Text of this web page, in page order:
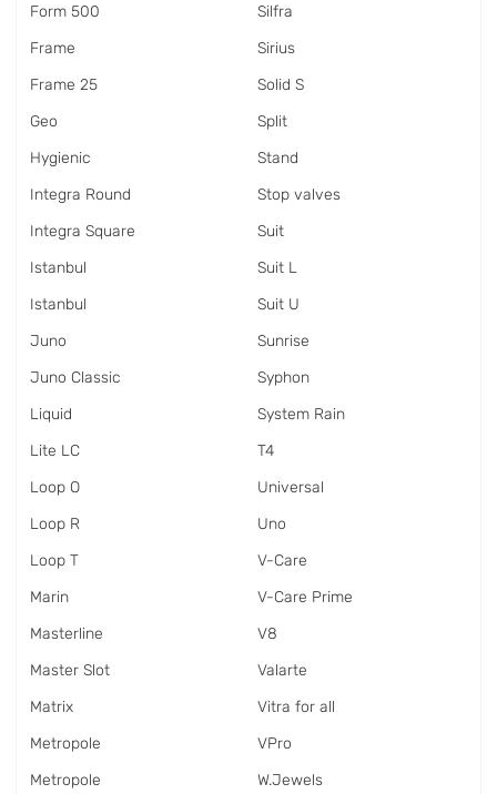
Form 500
Frame
Frame 25
Geo
Hygienic
Integra Round
Integra Square
Istanbul
Istanbul
Juno
Juno Classic
Liquid
Lite LC
Loop O
Loop R
Loop T
Marin
Masterline
Master Slot
Matrix
Metropole
Metropole
Silfra
Sirius
Solid S
Split
Stand
Stop valves
Suit
Suit L
Suit U
Sunrise
Syphon
System Rain
T4
Universal
Uno
V-Care
V-Care Prime
V8
Valarte
Vitra for all
VPro
W.Jewels